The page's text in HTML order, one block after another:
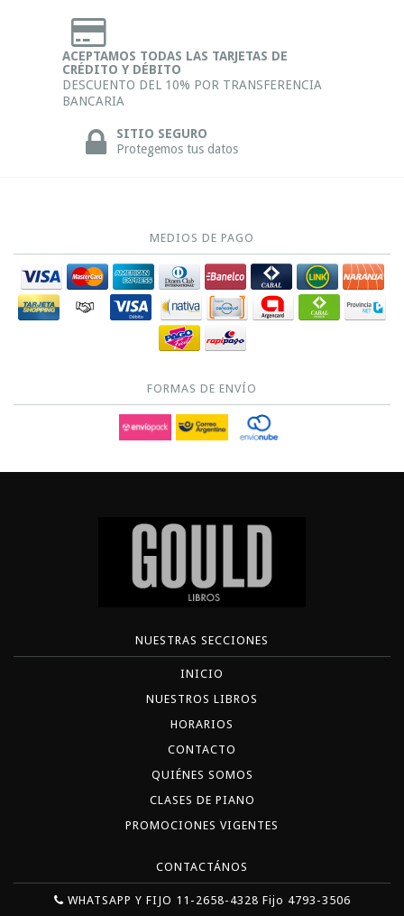
ACEPTAMOS TODAS LAS TARJETAS DE
CRÉDITO Y DÉBITO
DESCUENTO DEL 10% POR TRANSFERENCIA
BANCARIA
SITIO SEGURO
Protegemos tus datos
MEDIOS DE PAGO
FORMAS DE ENVÍO
NUESTRAS SECCIONES
INICIO
NUESTROS LIBROS
HORARIOS
CONTACTO
QUIÉNES SOMOS
CLASES DE PIANO
PROMOCIONES VIGENTES
CONTACTÁNOS
WHATSAPP Y FIJO 11-2658-4328 Fijo 4793-3506